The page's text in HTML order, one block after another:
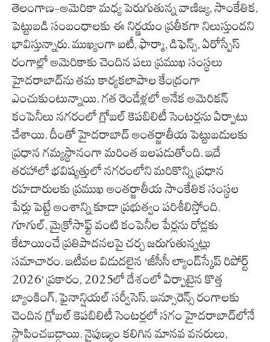
తెలంగాణ-అమెరికా మధ్య పెరుగుతున్న వాణిజ్య, సాంకేతిక,
పెట్టుబడి సంబంధాలకు ఈ నిర్ణయం ప్రతీకగా నిలుస్తుందని
భావిస్తున్నారు. ముఖ్యంగా ఐటీ, ఫార్మా, డిఫెన్స్, ఏరోస్పేస్
రంగాల్లో అమెరికాకు చెందిన పలు ప్రముఖ సంస్థలు
హైదరాబాద్‌ను తమ కార్యకలాపాల కేంద్రంగా
ఎంచుకుంటున్నాయి. గత రెండేళ్లలో అనేక అమెరికన్
కంపెనీలు నగరంలో గ్లోబల్ కెపబిలిటీ సెంటర్లను ఏర్పాటు
చేశాయి. దీంతో హైదరాబాద్ అంతర్జాతీయ పెట్టుబడులకు
ప్రధాన గమ్యస్థానంగా మరింత బలపడుతోంది. ఇదే
తరహాలో భవిష్యత్తులో నగరంలోని మరికొన్ని ప్రధాన
రహదారులకు ప్రముఖ అంతర్జాతీయ సాంకేతిక సంస్థల
పేర్లు పెట్టే అంశాన్ని కూడా ప్రభుత్వం పరిశీలిస్తోంది.
గూగుల్, మైక్రోసాఫ్ట్ వంటి కంపెనీల పేర్లను రోడ్లకు
కేటాయించే ప్రతిపాదనలపై చర్చ జరుగుతున్నట్లు
సమాచారం. ఇటీవల విడుదలైన ‘జీసీసీ ల్యాండ్‌స్కేప్ రిపోర్ట్
2026’ ప్రకారం, 2025లో దేశంలో ఏర్పాటైన కొత్త
బ్యాంకింగ్, ఫైనాన్షియల్ సర్వీసెస్, ఇన్సూరెన్స్ రంగాలకు
చెందిన గ్లోబల్ కెపబిలిటీ సెంటర్లలో సగం హైదరాబాద్‌లోనే
స్థాపించబడ్డాయి. నైపుణ్యం కలిగిన మానవ వనరులు,